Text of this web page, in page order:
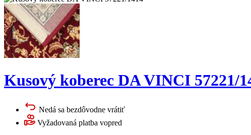
Kusový koberec DA VINCI 57221/
Nedá sa bezdôvodne vrátiť
Vyžadovaná platba vopred